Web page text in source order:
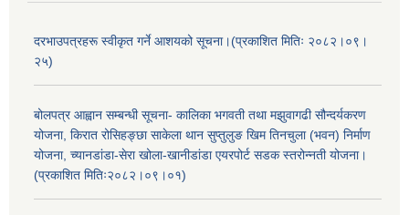
दरभाउपत्रहरू स्वीकृत गर्ने आशयको सूचना।(प्रकाशित मितिः २०८२।०९।
२५)
बोलपत्र आह्वान सम्बन्धी सूचना- कालिका भगवती तथा मझुवागढी सौन्दर्यकरण
योजना, किरात रोसिहङ्छा साकेला थान सुप्तुलुङ खिम तिनचुला (भवन) निर्माण
योजना, च्यानडांडा-सेरा खोला-खानीडांडा एयरपोर्ट सडक स्तरोन्नती योजना।
(प्रकाशित मितिः२०८२।०९।०१)